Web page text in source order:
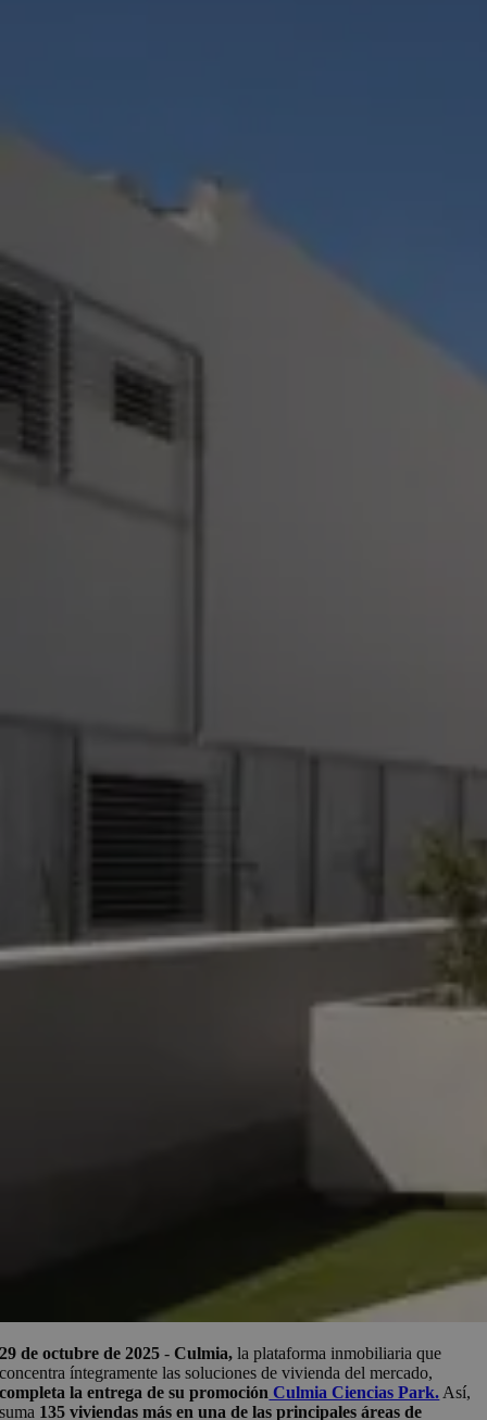
29de octubrede 2025-Culmia, la plataforma inmobiliaria que
concentra íntegramente las soluciones de vivienda del mercado,
completa la entrega de su promoción Culmia Ciencias Park. Así,
suma 135 viviendas más en una de las principales áreas de